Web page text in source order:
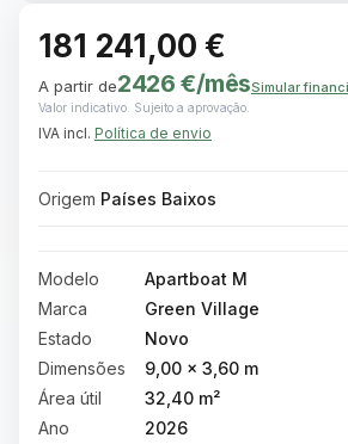
181 241,00 €
A partir de2426 €/mêsSimular
Valor indicativo. Sujeito a aprovação.
IVA incl. Política de envio
Origem Países Baixos
Modelo
Apartboat M
Marca
Green Village
Estado
Novo
Dimensões
9,00 × 3,60 m
Área útil
32,40 m²
Ano
2026